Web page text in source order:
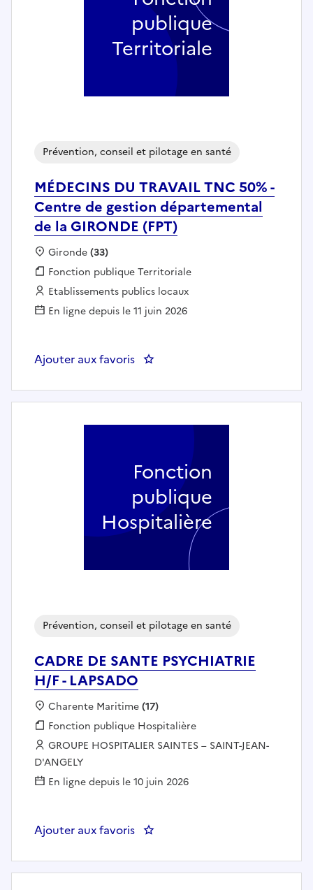
MÉDECINS DU TRAVAIL TNC 50% -
Centre de gestion départemental
de la GIRONDE (FPT)
Prévention, conseil et pilotage en santé
Localisation :
Gironde(33)
Fonction publique :
Fonction publique Territoriale
Employeur :
Etablissements publics locaux
En ligne depuis le 11 juin 2026
Ajouter aux favoris : MÉDECINS DU TRAVAIL
publique
Territoriale
CADRE DE SANTE PSYCHIATRIE
H/F - LAPSADO
Prévention, conseil et pilotage en santé
Localisation :
Charente Maritime(17)
Fonction publique :
Fonction publique Hospitalière
Employeur :
GROUPE HOSPITALIER SAINTES – SAINT-JEAN-
D'ANGELY
En ligne depuis le 10 juin 2026
Ajouter aux favoris : CADRE DE SANTE
Fonction
publique
Hospitalière